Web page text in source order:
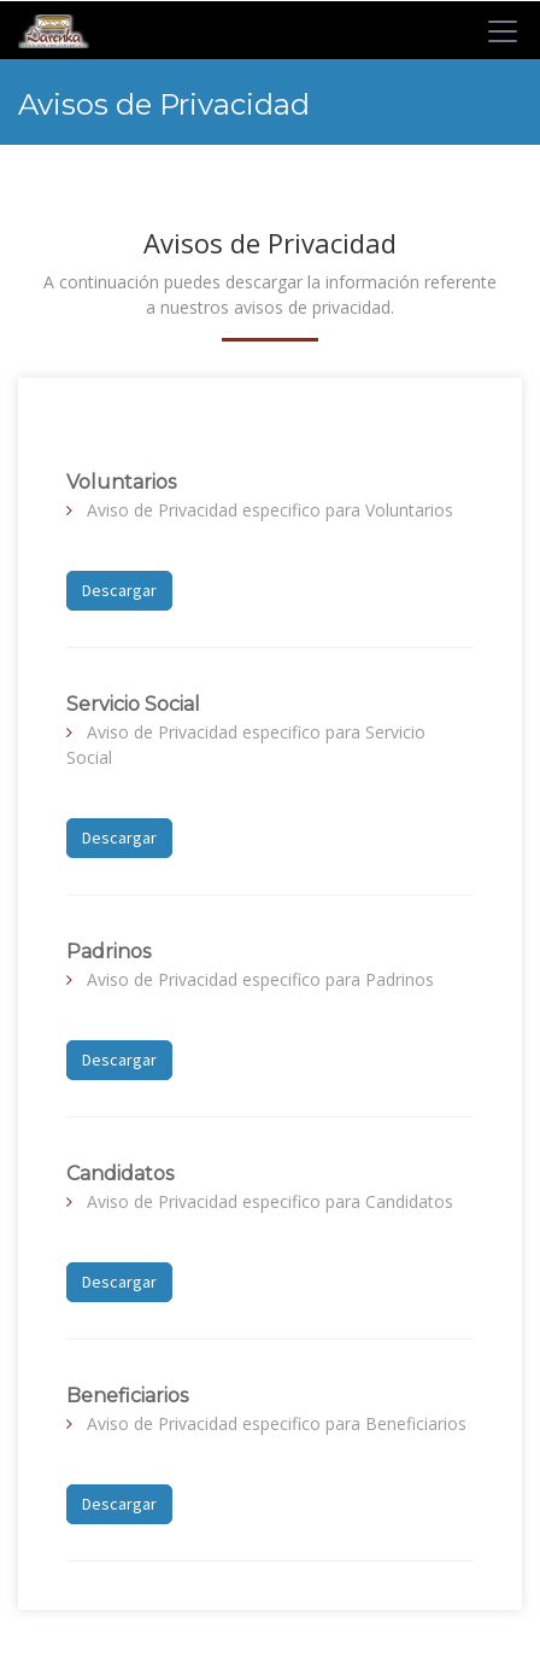
Avisos de Privacidad
Avisos de Privacidad
A continuación puedes descargar la información referente
a nuestros avisos de privacidad.
Voluntarios
Aviso de Privacidad especifico para Voluntarios
Descargar
Servicio Social
Aviso de Privacidad especifico para Servicio
Social
Descargar
Padrinos
Aviso de Privacidad especifico para Padrinos
Descargar
Candidatos
Aviso de Privacidad especifico para Candidatos
Descargar
Beneficiarios
Aviso de Privacidad especifico para Beneficiarios
Descargar